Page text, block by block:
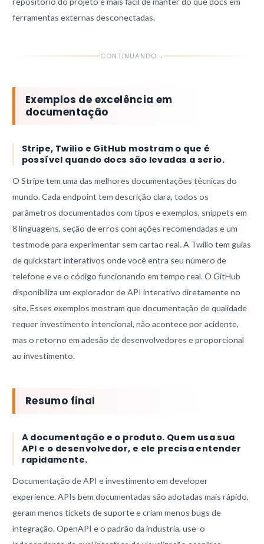
ferramentas externas desconectadas.
CONTINUANDO ↓
Exemplos de excelência em
documentação
Stripe, Twilio e GitHub mostram o que é
possível quando docs são levadas a serio.
O Stripe tem uma das melhores documentações técnicas do
mundo. Cada endpoint tem descrição clara, todos os
parâmetros documentados com tipos e exemplos, snippets em
8 linguagens, seção de erros com ações recomendadas e um
testmode para experimentar sem cartao real. A Twilio tem guias
de quickstart interativos onde você entra seu número de
telefone e ve o código funcionando em tempo real. O GitHub
disponibiliza um explorador de API interativo diretamente no
site. Esses exemplos mostram que documentação de qualidade
requer investimento intencional, não acontece por acidente,
mas o retorno em adesão de desenvolvedores e proporcional
ao investimento.
Resumo final
A documentação e o produto. Quem usa sua
API e o desenvolvedor, e ele precisa entender
rapidamente.
Documentação de API e investimento em developer
experience. APIs bem documentadas são adotadas mais rápido,
geram menos tickets de suporte e criam menos bugs de
integração. OpenAPI e o padrão da industria, use-o